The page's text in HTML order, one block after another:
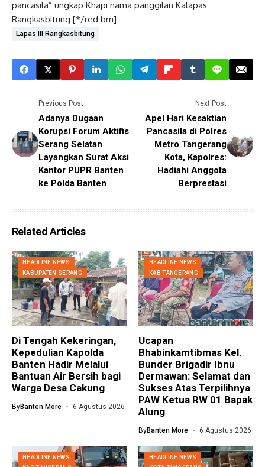
pancasila” ungkap Khapi nama panggilan Kalapas
Rangkasbitung [*/red bm]
Lapas III Rangkasbitung
Previous Post
Adanya Dugaan
Korupsi Forum Aktifis
Serang Selatan
Layangkan Surat Aksi
Kantor PUPR Banten
ke Polda Banten
Next Post
Apel Hari Kesaktian
Pancasila di Polres
Metro Tangerang
Kota, Kapolres:
Hadiahi Anggota
Berprestasi
Related Articles
HEADLINE NEWS
KABUPATEN SERANG
Di Tengah Kekeringan,
Kepedulian Kapolda
Banten Hadir Melalui
Bantuan Air Bersih bagi
Warga Desa Cakung
ByBanten More 6 Agustus 2026
HEADLINE NEWS
KAB TANGERANG
Ucapan
Bhabinkamtibmas Kel.
Bunder Brigadir Ibnu
Dermawan: Selamat dan
Sukses Atas Terpilihnya
PAW Ketua RW 01 Bapak
Alung
ByBanten More 6 Agustus 2026
HEADLINE NEWS
HEADLINE NEWS